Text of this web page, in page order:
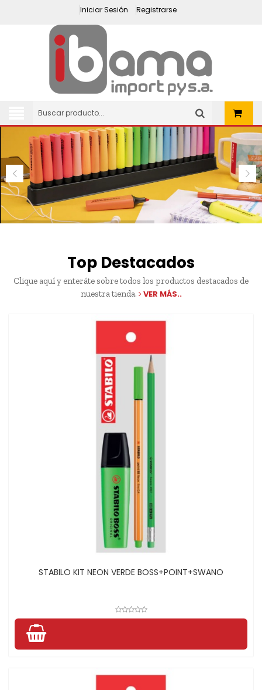
Iniciar Sesión Registrarse
Top Destacados
Clique aquí y enteráte sobre todos los productos destacados de
nuestra tienda. VER MÁS..
STABILO KIT NEON VERDE BOSS+POINT+SWANO